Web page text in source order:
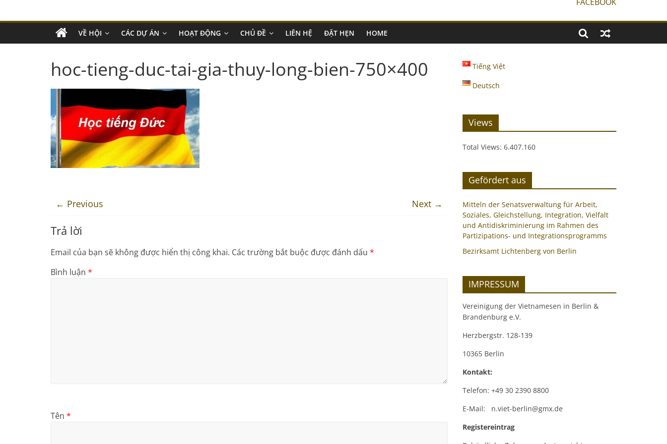
VỀ HỘI CÁC DỰ ÁN HOẠT ĐỘNG CHỦ ĐỀ LIÊN HỆ ĐẶT HẸN HOME
hoc-tieng-duc-tai-gia-thuy-long-bien-750×400
← Previous Next →
Trả lời
Email của bạn sẽ không được hiển thị công khai. Các trường bắt buộc được đánh dấu *
Bình luận *
Tên *
Tiếng Việt
Deutsch
Views
Total Views: 6.407.160
Gefördert aus
Mitteln der Senatsverwaltung für Arbeit,
Soziales, Gleichstellung, Integration, Vielfalt
und Antidiskriminierung im Rahmen des
Partizipations- und Integrationsprogramms
Bezirksamt Lichtenberg von Berlin
IMPRESSUM
Vereinigung der Vietnamesen in Berlin &
Brandenburg e.V.
Herzbergstr. 128-139
10365 Berlin
Kontakt:
Telefon: +49 30 2390 8800
E-Mail: n.viet-berlin@gmx.de
Registereintrag